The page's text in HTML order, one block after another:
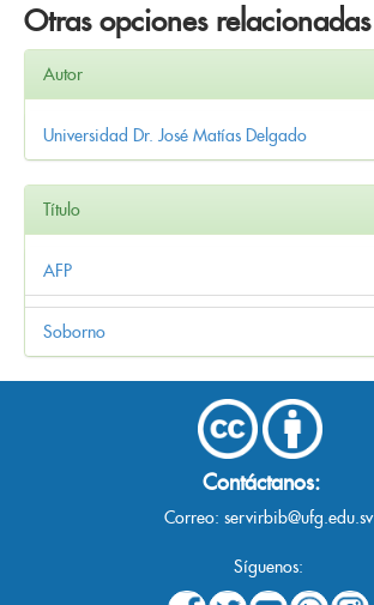
Otras opciones relacionadas
Autor
Universidad Dr. José Matías Delgado
Título
AFP
Soborno
Contáctanos:
Correo: servirbib@ufg.edu.sv
Síguenos: